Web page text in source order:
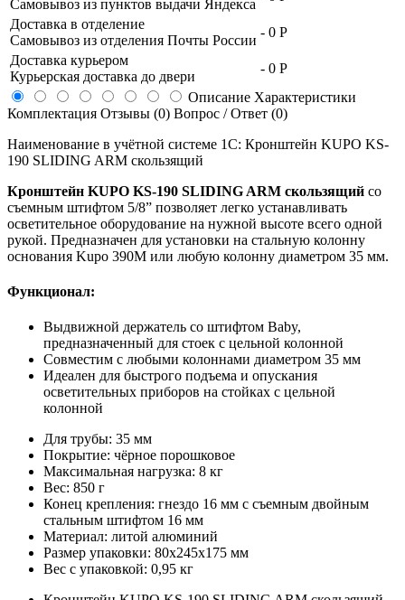
Самовывоз из пунктов выдачи Яндекса
Доставка в отделение
Самовывоз из отделения Почты России
- 0 Р
Доставка курьером
Курьерская доставка до двери
- 0 Р
Описание Характеристики
Комплектация Отзывы (0) Вопрос / Ответ (0)
Наименование в учётной системе 1С: Кронштейн KUPO KS-
190 SLIDING ARM скользящий
Кронштейн KUPO KS-190 SLIDING ARM скользящий со
съемным штифтом 5/8” позволяет легко устанавливать
осветительное оборудование на нужной высоте всего одной
рукой. Предназначен для установки на стальную колонну
основания Kupo 390M или любую колонну диаметром 35 мм.
Функционал:
Выдвижной держатель со штифтом Baby,
предназначенный для стоек с цельной колонной
Совместим с любыми колоннами диаметром 35 мм
Идеален для быстрого подъема и опускания
осветительных приборов на стойках с цельной
колонной
Для трубы: 35 мм
Покрытие: чёрное порошковое
Максимальная нагрузка: 8 кг
Вес: 850 г
Конец крепления: гнездо 16 мм с съемным двойным
стальным штифтом 16 мм
Материал: литой алюминий
Размер упаковки: 80х245х175 мм
Вес с упаковкой: 0,95 кг